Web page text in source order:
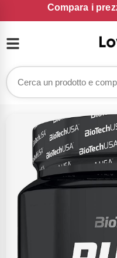
Compara i